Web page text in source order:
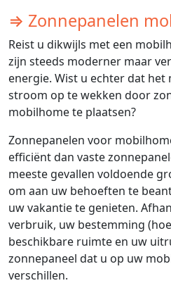
⇒ Zonnepanelen
Reist u dikwijls met een
zijn steeds moderner maar
energie. Wist u echter dat
stroom op te wekken door
mobilhome te plaatsen?
Zonnepanelen voor
efficiënt dan vaste
meeste gevallen voldoende
om aan uw behoeften te
uw vakantie te genieten.
verbruik, uw bestemming
beschikbare ruimte en uw
zonnepaneel dat u op uw
verschillen.